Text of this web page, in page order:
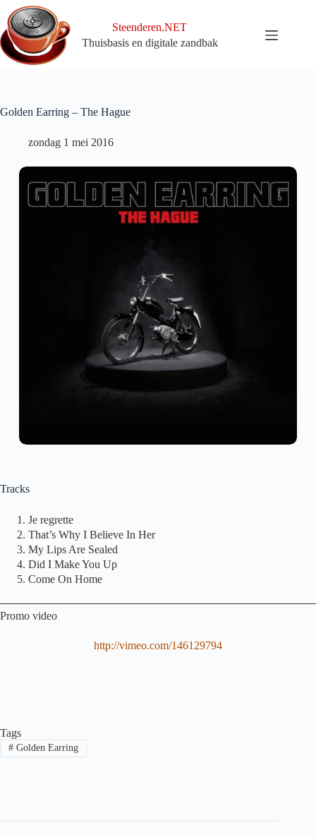
naar
de
inhoud
Steenderen.NET
Thuisbasis en digitale zandbak
Golden Earring – The Hague
zondag 1 mei 2016
Tracks
Je regrette
That’s Why I Believe In Her
My Lips Are Sealed
Did I Make You Up
Come On Home
Promo video
http://vimeo.com/146129794
Tags
#Golden Earring